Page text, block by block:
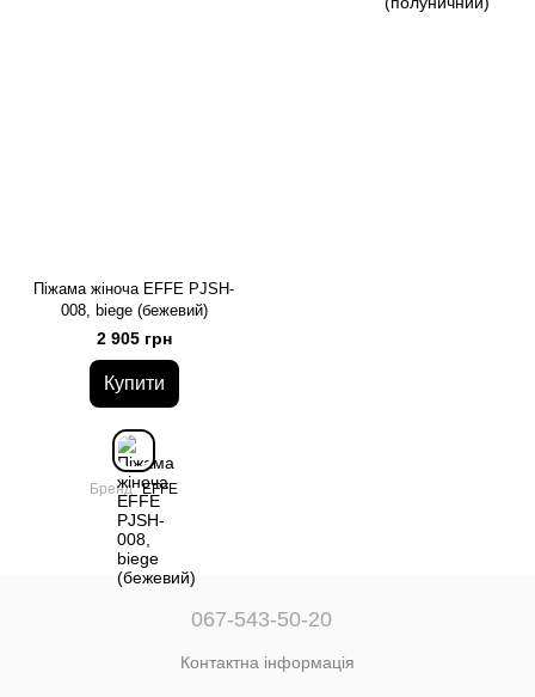
Піжама жіноча EFFE PJSH-
008, biege (бежевий)
2 905 грн
Купити
Бренд EFFE
067-543-50-20
Контактна інформація